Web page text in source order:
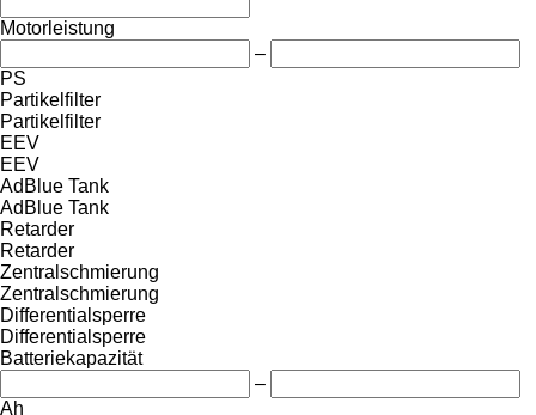
Motorleistung
–
PS
Partikelfilter
Partikelfilter
EEV
EEV
AdBlue Tank
AdBlue Tank
Retarder
Retarder
Zentralschmierung
Zentralschmierung
Differentialsperre
Differentialsperre
Batteriekapazität
–
Ah